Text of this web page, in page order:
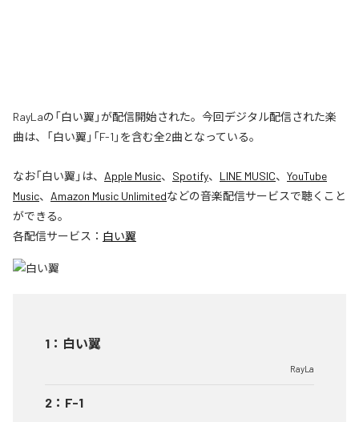
RayLaの「白い翼」が配信開始された。今回デジタル配信された楽
曲は、「白い翼」「F-1」を含む全2曲となっている。
なお「白い翼 」は、 Apple Music、 Spotify、 LINE MUSIC、 YouTube
Music、 Amazon Music Unlimitedなどの音楽配信サービスで聴くこと
ができる。
各配信サービス： 白い翼
1 ： 白い翼
RayLa
2 ： F-1